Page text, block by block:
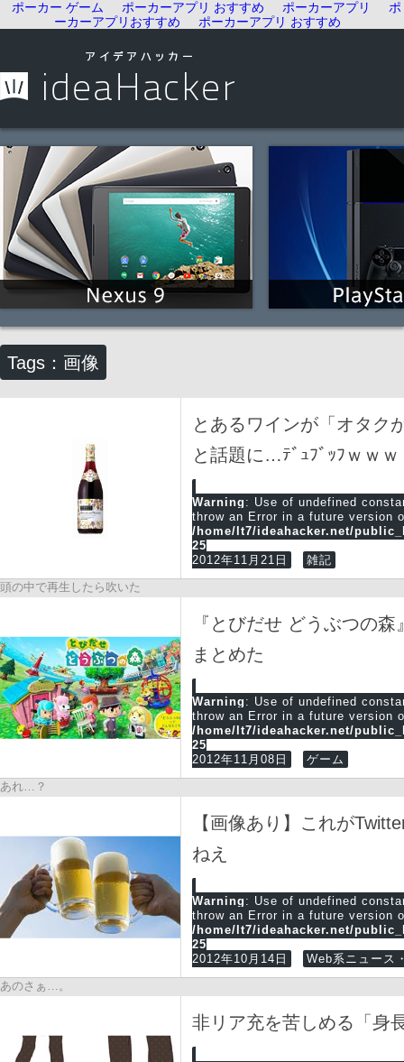
ポーカー ゲーム ポーカーアプリ おすすめ ポーカーアプリ
ポ
ーカーアプリおすすめ
ポーカーアプリ おすすめ
Tags：画像
とあるワインが「オタク
と話題に…ﾃﾞｭﾌﾞｯﾌｗｗｗ
Warning : Use of undefined
throw an Error in a future version
/home/lt7/ideahacker.net/
25
2012年11月21日
雑記
頭の中で再生したら吹いた
『とびだせ どうぶつの
まとめた
Warning : Use of undefined
throw an Error in a future version
/home/lt7/ideahacker.net/
25
2012年11月08日
ゲーム
あれ…？
【画像あり】これが
ねえ
Warning : Use of undefined
throw an Error in a future version
/home/lt7/ideahacker.net/
25
2012年10月14日
Web系ニュース
あのさぁ…。
非リア充を苦しめる「身